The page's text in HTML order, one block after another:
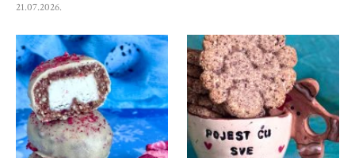
21.07.2026.